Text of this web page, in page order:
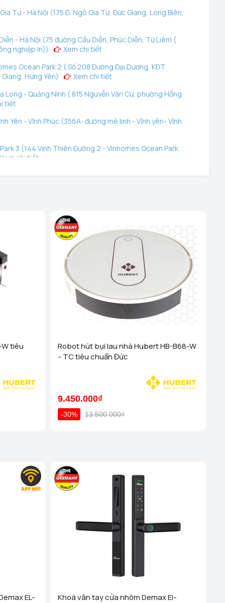
Tự - Hà Nội (175 Đ. Ngô Gia Tự, Đức Giang, Long Biên,
- Hà Nội (75 đường Cầu Diễn, Phúc Diễn, Từ Liêm (
nghiệp In))
Xem chi tiết
Ocean Park 2 ( Số 208 Đường Đại Dương, KĐT
Hưng Yên)
Xem chi tiết
Long - Quảng Ninh ( 815 Nguyễn Văn Cừ, phường Hồng
tiết
Yên - Vĩnh Phúc (356A- đường mê linh - Vĩnh yên- Vĩnh
3 (144 Vịnh Thiên Đường 2 - Vinhomes Ocean Park
Xem chi tiết
Dương (189 Ngô Quyền, P. Thanh Trung, Hải Dương)
Quang (Cổng Nhà Văn Hóa TDP Thôn Tân Phúc, Thị
Xem chi tiết
Hóa (Số 07 Đại Lộ Lê Lợi (Đối diện công viên Hội An)
Cống - TP Thanh Hóa (44 Đường Bà Triệu, Thái Hòa, tt.
Trang)
- Nghệ An (58a Phạm Đình Toái, Phường Hà Huy Tập,
Nhơn - Bình Định (316 Trần Hưng Đạo, P Trần Hưng
Rang - Ninh Thuận (181 Thống Nhất, Phường Thanh
Xem chi tiết
Kiệu - TP HCM (308 Phan Đình Phùng, Phường Cầu Kiệu
Trưng - TP HCM (625 Nguyễn Duy Trinh, P Bình Trưng
- TP HCM (113 Nguyễn Oanh, P10, Quận Gò Vấp)
- TP HCM (647 Đ. Hậu Giang, Bình Phú, ( Quận 6 Cũ
tiêu
Robot hút bụi lau nhà Hubert HB-B68-W
- TC tiêu chuẩn Đức
9.450.000₫
-30% 13.500.000₫
EL-
Khoá vân tay cửa nhôm Demax El-